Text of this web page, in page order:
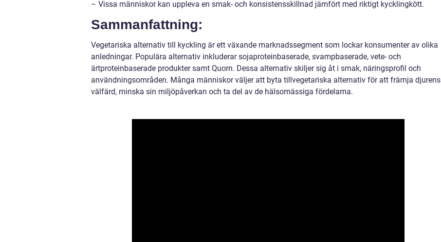
– Vissa människor kan uppleva en smak- och konsistensskillnad jämfört med riktigt kycklingkött.
Sammanfattning:
Vegetariska alternativ till kyckling är ett växande marknadssegment som lockar konsumenter av olika
anledningar. Populära alternativ inkluderar sojaproteinbaserade, svampbaserade, vete- och
ärtproteinbaserade produkter samt Quorn. Dessa alternativ skiljer sig åt i smak, näringsprofil och
användningsområden. Många människor väljer att byta tillvegetariska alternativ för att främja djurens
välfärd, minska sin miljöpåverkan och ta del av de hälsomässiga fördelarna.